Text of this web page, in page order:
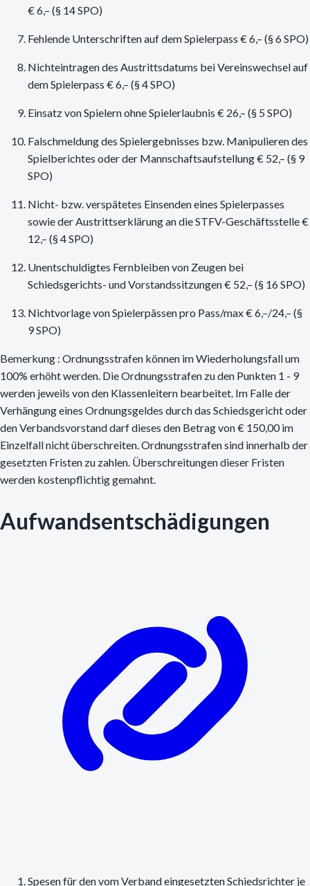
€ 6,– (§ 14 SPO)
Fehlende Unterschriften auf dem Spielerpass € 6,– (§ 6 SPO)
Nichteintragen des Austrittsdatums bei Vereinswechsel auf
dem Spielerpass € 6,– (§ 4 SPO)
Einsatz von Spielern ohne Spielerlaubnis € 26,– (§ 5 SPO)
Falschmeldung des Spielergebnisses bzw. Manipulieren des
Spielberichtes oder der Mannschaftsaufstellung € 52,– (§ 9
SPO)
Nicht- bzw. verspätetes Einsenden eines Spielerpasses
sowie der Austrittserklärung an die STFV-Geschäftsstelle €
12,– (§ 4 SPO)
Unentschuldigtes Fernbleiben von Zeugen bei
Schiedsgerichts- und Vorstandssitzungen € 52,– (§ 16 SPO)
Nichtvorlage von Spielerpässen pro Pass/max € 6,–/24,– (§
9 SPO)
Bemerkung : Ordnungsstrafen können im Wiederholungsfall um
100% erhöht werden. Die Ordnungsstrafen zu den Punkten 1 - 9
werden jeweils von den Klassenleitern bearbeitet. Im Falle der
Verhängung eines Ordnungsgeldes durch das Schiedsgericht oder
den Verbandsvorstand darf dieses den Betrag von € 150,00 im
Einzelfall nicht überschreiten. Ordnungsstrafen sind innerhalb der
gesetzten Fristen zu zahlen. Überschreitungen dieser Fristen
werden kostenpflichtig gemahnt.
Aufwandsentschädigungen
Spesen für den vom Verband eingesetzten Schiedsrichter je